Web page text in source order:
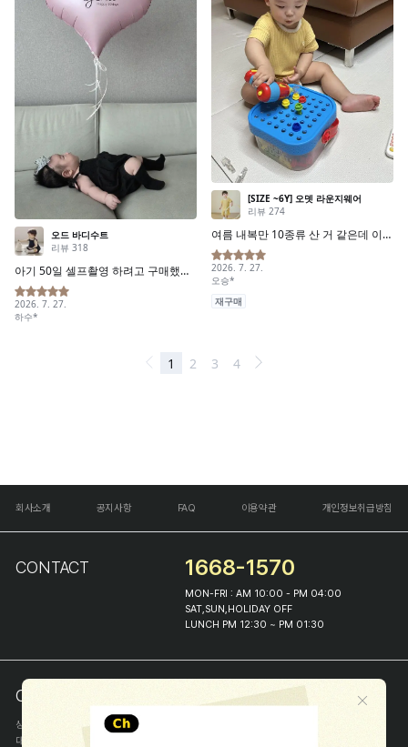
회사소개 공지사항 FAQ 이용약관 개인정보취급방침
CONTACT 1668-1570
MON-FRI : AM 10:00 - PM 04:00
SAT,SUN,HOLIDAY OFF
LUNCH PM 12:30 ~ PM 01:30
COMPANY INFO
상호
(주)해피프린스
대표